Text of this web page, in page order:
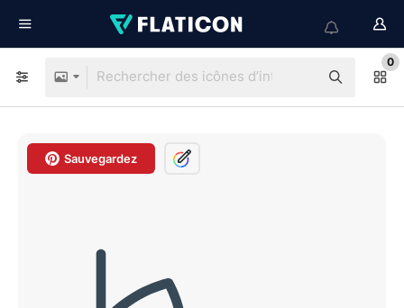
0
Sauvegardez